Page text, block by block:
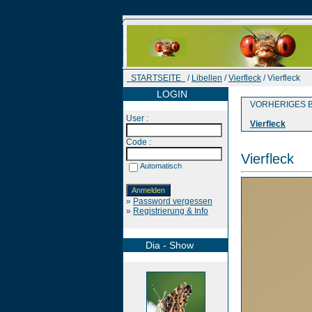
STARTSEITE / Libellen /Vierfleck / Vierfleck
LOGIN
User :
Code :
Automatisch
» Password vergessen
» Registrierung & Info
Dia - Show
VORHERIGES
Vierfleck
Vierfleck